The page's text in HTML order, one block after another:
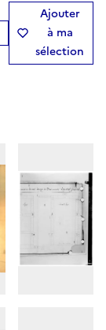
Ajouter
à ma
sélection